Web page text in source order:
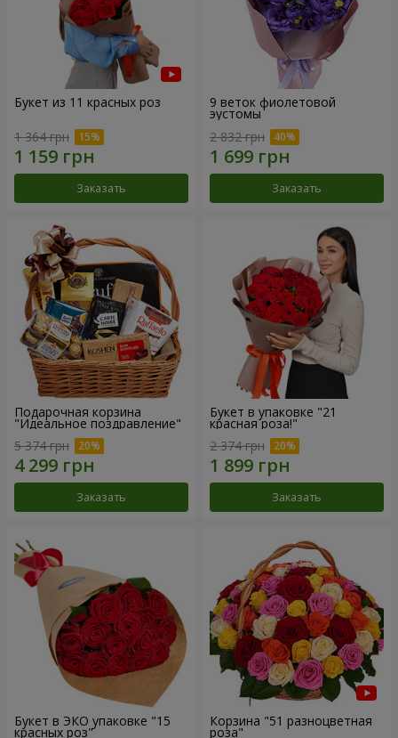
Букет из 11 красных роз
1 364 грн
Заказать
9 веток фиолетовой
эустомы
2 832 грн
Заказать
Подарочная корзина
"Идеальное поздравление"
5 374 грн
Заказать
Букет в упаковке "21
красная роза!"
2 374 грн
Заказать
Букет в ЭКО упаковке "15
красных роз"
Корзина "51 разноцветная
роза"